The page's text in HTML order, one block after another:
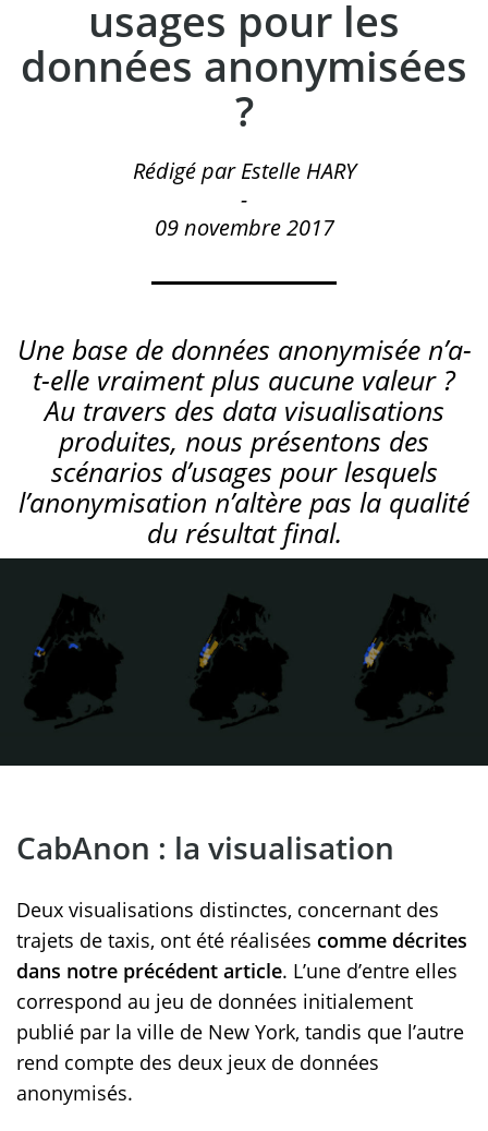
usages pour les
données anonymisées
?
Rédigé par Estelle HARY
-
09 novembre 2017
Une base de données anonymisée n’a-
t-elle vraiment plus aucune valeur ?
Au travers des data visualisations
produites, nous présentons des
scénarios d’usages pour lesquels
l’anonymisation n’altère pas la qualité
du résultat final.
CabAnon : la visualisation
Deux visualisations distinctes, concernant des
trajets de taxis, ont été réalisées comme décrites
dans notre précédent article. L’une d’entre elles
correspond au jeu de données initialement
publié par la ville de New York, tandis que l’autre
rend compte des deux jeux de données
anonymisés.